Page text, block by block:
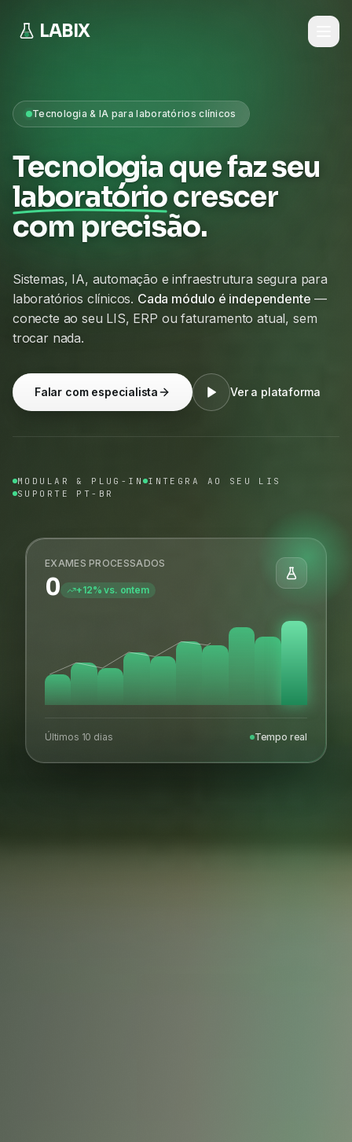
LABIX
Tecnologia & IA para laboratórios clínicos
Tecnologia que faz seu
laboratóriocrescer
com precisão.
Sistemas, IA, automação e infraestrutura segura para
laboratórios clínicos. Cada módulo é independente —
conecte ao seu LIS, ERP ou faturamento atual, sem
trocar nada.
Falar com especialista Ver a plataforma
MODULAR & PLUG-IN INTEGRA AO SEU LIS
SUPORTE PT-BR
EXAMES PROCESSADOS
0 +12% vs. ontem
Últimos 10 dias Tempo real